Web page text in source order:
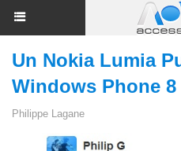
Un Nokia Lumia
Windows Phone
Philippe Lagane